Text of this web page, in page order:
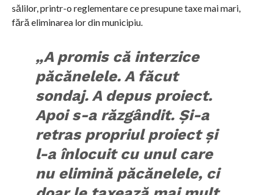
sălilor, printr-o reglementare ce presupune taxe mai mari,
fără eliminarea lor din municipiu.
„A promis că interzice
păcănelele. A făcut
sondaj. A depus proiect.
Apoi s-a răzgândit. Și-a
retras propriul proiect și
l-a înlocuit cu unul care
nu elimină păcănelele, ci